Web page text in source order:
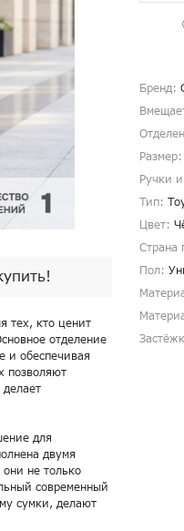
тех, кто ценит
отделение
и обеспечивая
позволяют
для
двумя
не только
современный
сумки, делают
Бренд:
Размер:
Ручки
Тип:
Цвет:
Страна
Пол: